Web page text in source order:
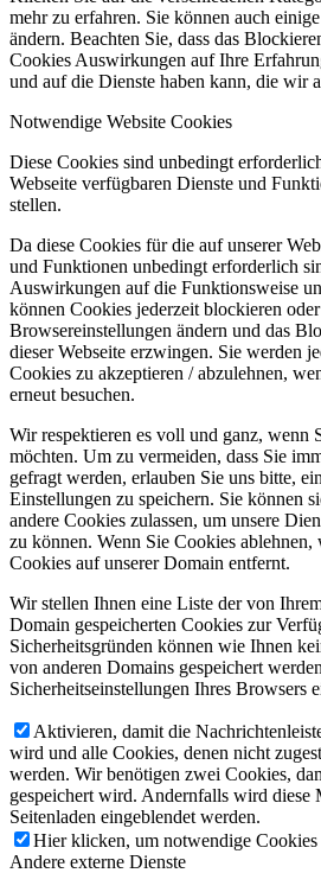
mehr zu erfahren. Sie können auch
ändern. Beachten Sie, dass das
Cookies Auswirkungen auf Ihre
und auf die Dienste haben kann, die wir
Notwendige Website Cookies
Diese Cookies sind unbedingt
Webseite verfügbaren Dienste und
stellen.
Da diese Cookies für die auf unserer
und Funktionen unbedingt erforderlich
Auswirkungen auf die Funktionsweise
können Cookies jederzeit blockieren
Browsereinstellungen ändern und das
dieser Webseite erzwingen. Sie werden
Cookies zu akzeptieren / abzulehnen,
erneut besuchen.
Wir respektieren es voll und ganz, wenn
möchten. Um zu vermeiden, dass Sie
gefragt werden, erlauben Sie uns bitte,
Einstellungen zu speichern. Sie können
andere Cookies zulassen, um unsere
zu können. Wenn Sie Cookies ablehnen,
Cookies auf unserer Domain entfernt.
Wir stellen Ihnen eine Liste der von
Domain gespeicherten Cookies zur
Sicherheitsgründen können wie Ihnen
von anderen Domains gespeichert
Sicherheitseinstellungen Ihres Browsers
Aktivieren, damit die
wird und alle Cookies, denen nicht
werden. Wir benötigen zwei Cookies,
gespeichert wird. Andernfalls wird diese
Seitenladen eingeblendet werden.
Hier klicken, um notwendige
Andere externe Dienste